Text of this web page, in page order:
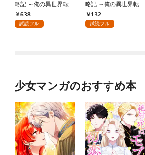
略記 ～俺の異世界転生
冒険譚～ 1巻
638
試読フル
略記 ～俺の異世界転生
冒険譚～【分冊版】 1
巻
132
試読フル
少女マンガのおすすめ本